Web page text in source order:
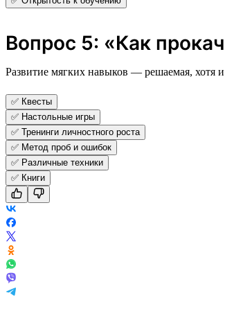
Вопрос 5: «Как
Развитие мягких навыков — решаемая, хотя и
✅ Квесты
✅ Настольные игры
✅ Тренинги личностного роста
✅ Метод проб и ошибок
✅ Различные техники
✅ Книги